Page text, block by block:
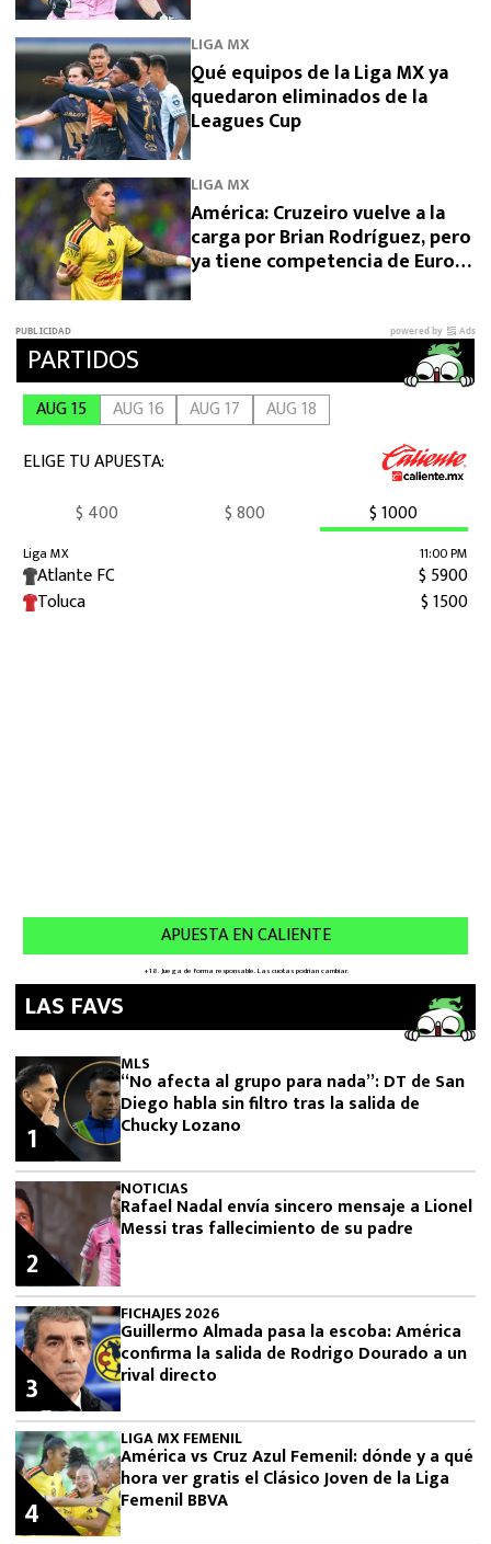
LIGA MX
Qué equipos de la Liga MX ya
quedaron eliminados de la
Leagues Cup
LIGA MX
América: Cruzeiro vuelve a la
carga por Brian Rodríguez, pero
ya tiene competencia de Europa
LAS FAVS
MLS
“No afecta al grupo para nada”: DT de San
Diego habla sin filtro tras la salida de
Chucky Lozano
1
NOTICIAS
Rafael Nadal envía sincero mensaje a Lionel
Messi tras fallecimiento de su padre
2
FICHAJES 2026
Guillermo Almada pasa la escoba: América
confirma la salida de Rodrigo Dourado a un
rival directo
3
LIGA MX FEMENIL
América vs Cruz Azul Femenil: dónde y a qué
hora ver gratis el Clásico Joven de la Liga
Femenil BBVA
4